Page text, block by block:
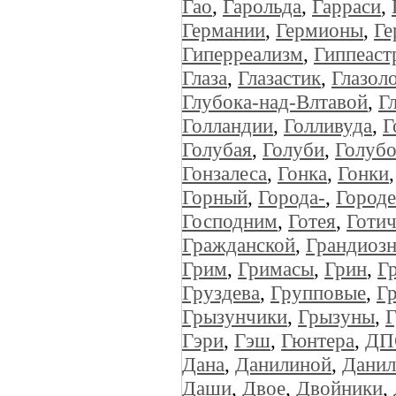
Гао, Гарольда, Гарраси,
Германии, Гермионы,
Гиперреализм,
Глаза, Глазастик,
Глубока-над-Влтавой,
Голландии, Голливуда,
Голубая, Голуби,
Гонзалеса, Гонка, Гонки
Горный, Города-,
Господним, Готея,
Гражданской,
Грим, Гримасы, Грин,
Груздева, Групповые,
Грызунчики, Грызуны,
Гэри, Гэш, Гюнтера,
Дана, Данилиной,
Даши, Двое, Двойники,